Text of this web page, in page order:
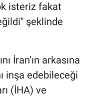
isteriz fakat
şeklinde
İran’ın arkasına
inşa edebileceği
(İHA) ve